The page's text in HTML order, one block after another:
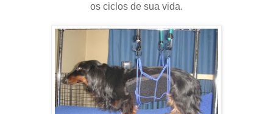
os ciclos de sua vida.